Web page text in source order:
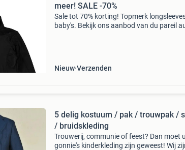
meer! SALE -70%
Sale tot 70% korting! Topmerk
baby's. Bekijk ons aanbod van du pareil
Nieuw Verzenden
5 delig kostuum / pak / trouwpak /
/ bruidskleding
Trouwerij, communie of feest? Dan moet
gonnie's kinderkleding zijn geweest! Wij